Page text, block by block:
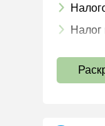
Налог